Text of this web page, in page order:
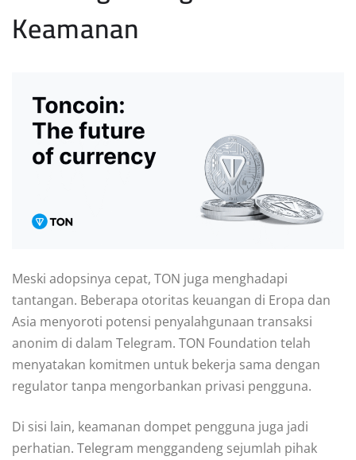
Keamanan
Meski adopsinya cepat, TON juga menghadapi
tantangan. Beberapa otoritas keuangan di Eropa dan
Asia menyoroti potensi penyalahgunaan transaksi
anonim di dalam Telegram. TON Foundation telah
menyatakan komitmen untuk bekerja sama dengan
regulator tanpa mengorbankan privasi pengguna.
Di sisi lain, keamanan dompet pengguna juga jadi
perhatian. Telegram menggandeng sejumlah pihak